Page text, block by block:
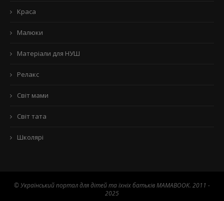
Краса
Малюки
Матеріали для НУШ
Релакс
Світ мами
Світ тата
Школярі
© Український портал для дітей та їхніх батьків MAMABOOK. 2011 -
2025